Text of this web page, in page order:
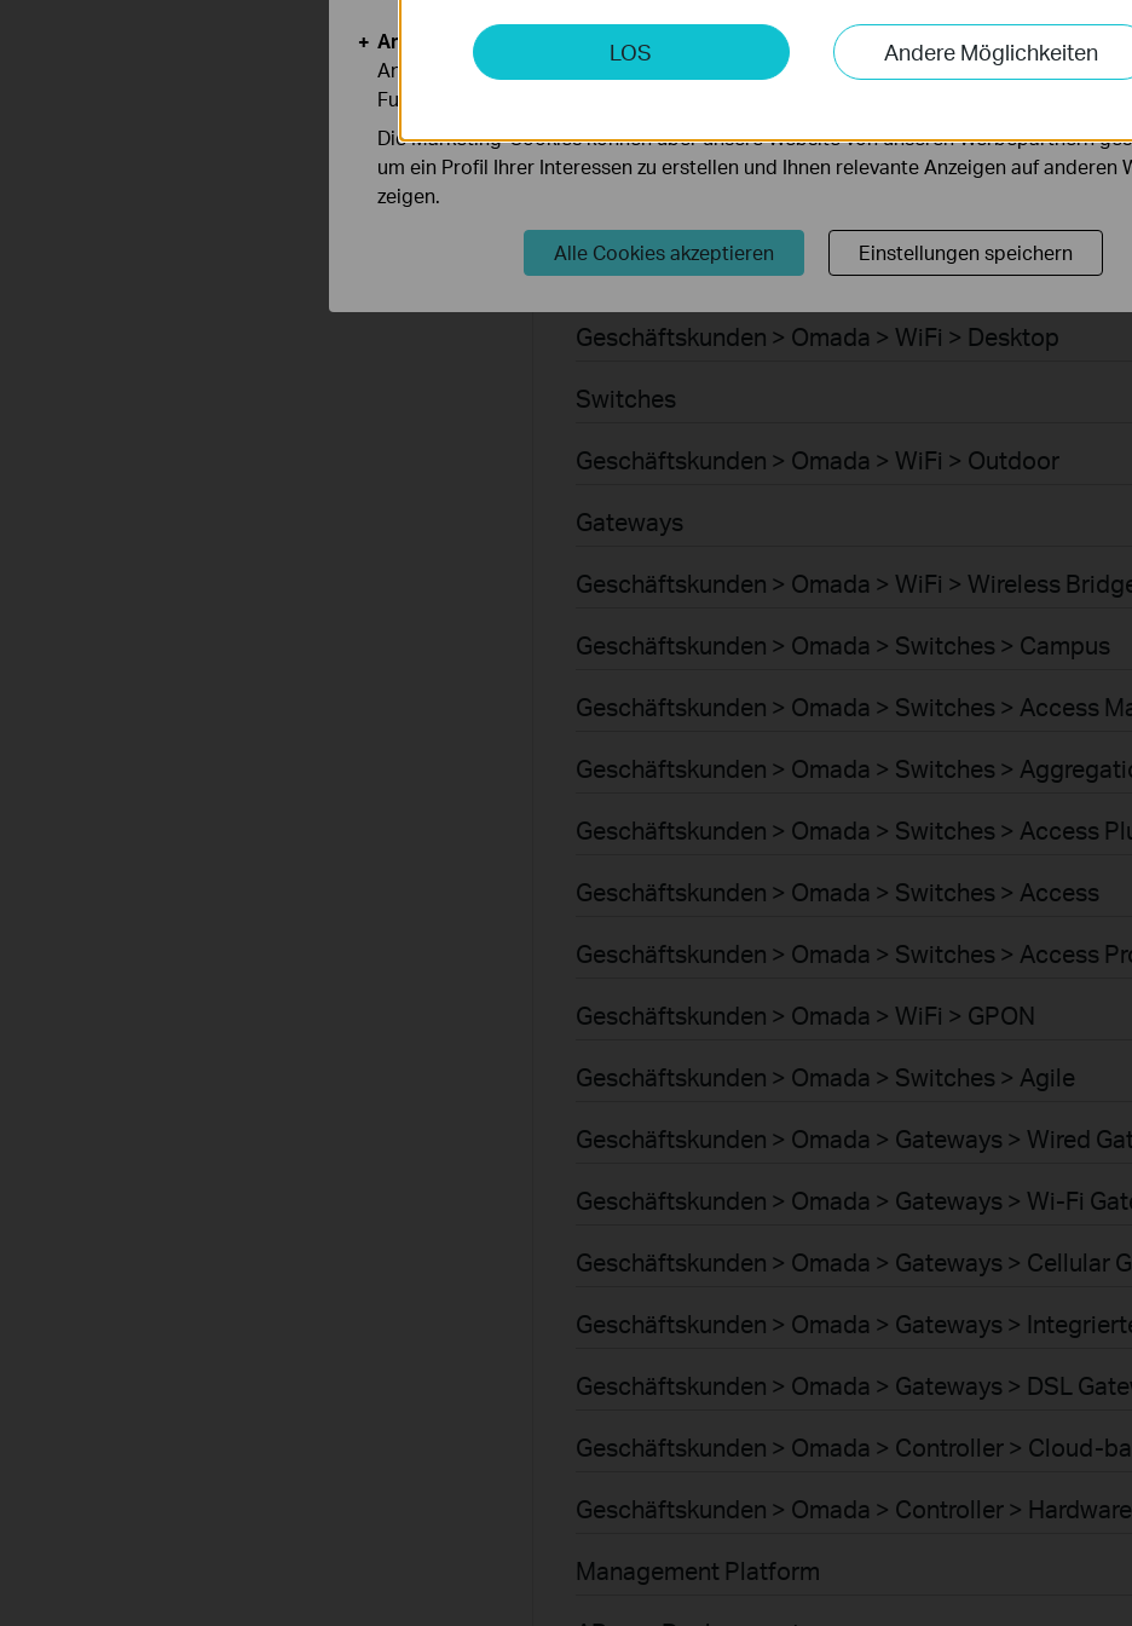
Smart-Home > Saugroboter > Saugroboter
Smart-Home > Saugroboter > Zubehör für
Geschäftskunden > Omada > WiFi > Ceiling Mount
Geschäftskunden > Omada > WiFi > Wall Plate
Geschäftskunden > Omada > WiFi > Desktop
Switches
Geschäftskunden > Omada > WiFi > Outdoor
Gateways
Geschäftskunden > Omada > WiFi > Wireless
Geschäftskunden > Omada > Switches > Campus
Geschäftskunden > Omada > Switches > Access
Geschäftskunden > Omada > Switches >
Geschäftskunden > Omada > Switches > Access
Geschäftskunden > Omada > Switches > Access
Geschäftskunden > Omada > Switches > Access
Geschäftskunden > Omada > WiFi > GPON
Geschäftskunden > Omada > Switches > Agile
Geschäftskunden > Omada > Gateways > Wired
Geschäftskunden > Omada > Gateways > Wi-Fi
Geschäftskunden > Omada > Gateways > Cellular
Geschäftskunden > Omada > Gateways >
Geschäftskunden > Omada > Gateways > DSL
Geschäftskunden > Omada > Controller > Cloud-
Geschäftskunden > Omada > Controller > Hardware
Management Platform
LOS Andere Möglichkeiten
Analyse- und Marketing-Cookies
Analyse-Cookies ermöglichen es uns, Ihre Aktivitäten auf unserer Website zu
Funktionsweise unserer Website zu verbessern und anzupassen.
Die Marketing-Cookies können über unsere Website von unseren Werbepartnern
um ein Profil Ihrer Interessen zu erstellen und Ihnen relevante Anzeigen auf anderen
zeigen.
Alle Cookies akzeptieren Einstellungen speichern